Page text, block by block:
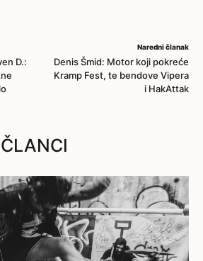
D.:
Naredni članak
Denis Šmid: Motor koji pokreće
Kramp Fest, te bendove Vipera
i HakAttak